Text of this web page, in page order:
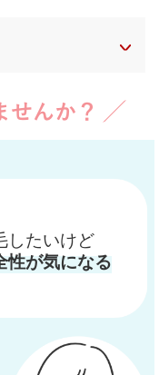
向きに取り組め
ため、効果的な
れからのお肌との
したいけど
性が気になる